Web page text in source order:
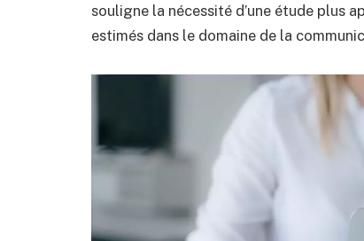
souligne la nécessité d’une étude plus
estimés dans le domaine de la